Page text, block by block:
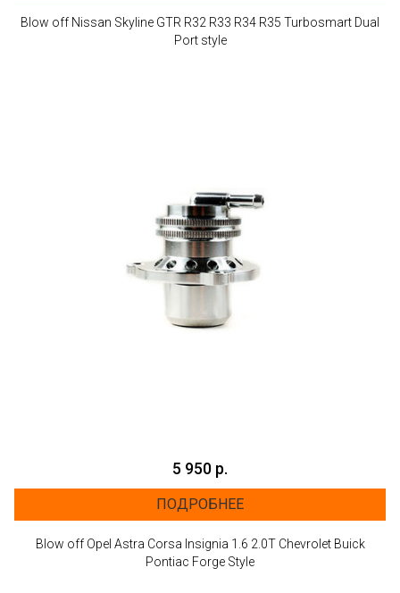
Blow off Nissan Skyline GTR R32 R33 R34 R35 Turbosmart Dual
Port style
5 950 р.
ПОДРОБНЕЕ
Blow off Opel Astra Corsa Insignia 1.6 2.0T Chevrolet Buick
Pontiac Forge Style